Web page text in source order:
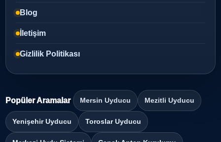
Blog
İletişim
Gizlilik Politikası
Popüler Aramalar Mersin Uyducu Mezitli Uyducu
Yenişehir Uyducu Toroslar Uyducu